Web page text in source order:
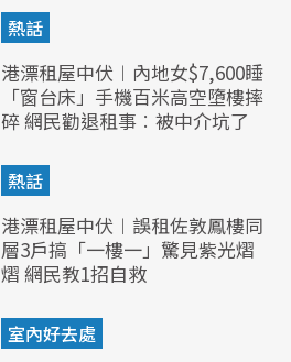
熱話
港漂租屋中伏︱內地女$7,600睡
「窗台床」手機百米高空墮樓摔
碎 網民勸退租事︰被中介坑了
熱話
港漂租屋中伏︱誤租佐敦鳳樓同
層3戶搞「一樓一」驚見紫光熠
熠 網民教1招自救
室內好去處